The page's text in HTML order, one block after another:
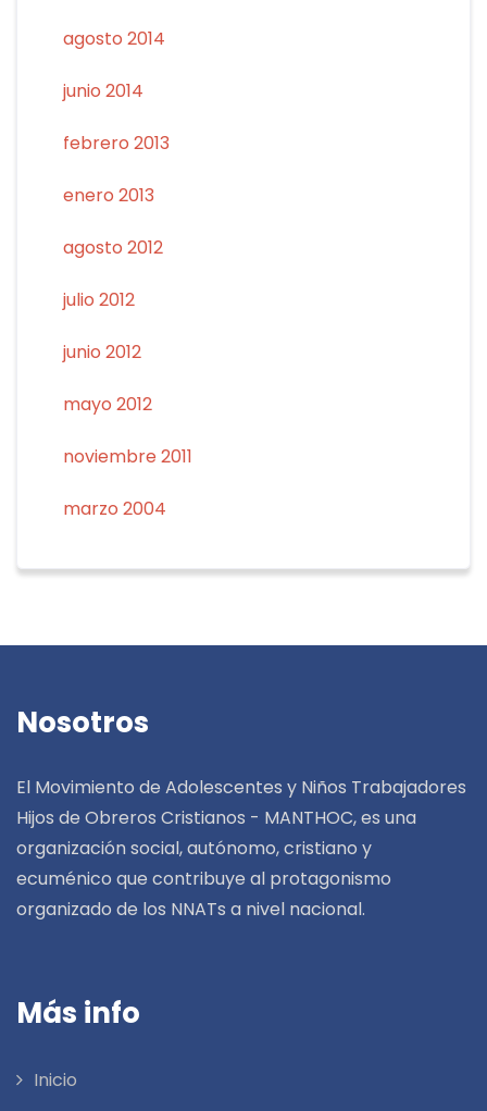
agosto 2014
junio 2014
febrero 2013
enero 2013
agosto 2012
julio 2012
junio 2012
mayo 2012
noviembre 2011
marzo 2004
Nosotros
El Movimiento de Adolescentes y Niños Trabajadores
Hijos de Obreros Cristianos - MANTHOC, es una
organización social, autónomo, cristiano y
ecuménico que contribuye al protagonismo
organizado de los NNATs a nivel nacional.
Más info
Inicio